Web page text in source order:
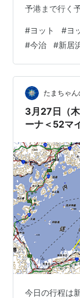
予港まで行く
#ヨット #ヨ
#今治 #新居
たまちゃん
3月27日（
ーナ＜52マ
今日の行程は